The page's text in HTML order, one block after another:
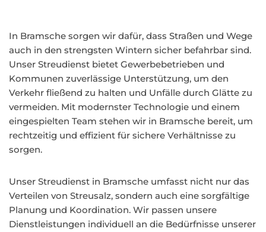
In Bramsche sorgen wir dafür, dass Straßen und Wege
auch in den strengsten Wintern sicher befahrbar sind.
Unser Streudienst bietet Gewerbebetrieben und
Kommunen zuverlässige Unterstützung, um den
Verkehr fließend zu halten und Unfälle durch Glätte zu
vermeiden. Mit modernster Technologie und einem
eingespielten Team stehen wir in Bramsche bereit, um
rechtzeitig und effizient für sichere Verhältnisse zu
sorgen.
Unser Streudienst in Bramsche umfasst nicht nur das
Verteilen von Streusalz, sondern auch eine sorgfältige
Planung und Koordination. Wir passen unsere
Dienstleistungen individuell an die Bedürfnisse unserer